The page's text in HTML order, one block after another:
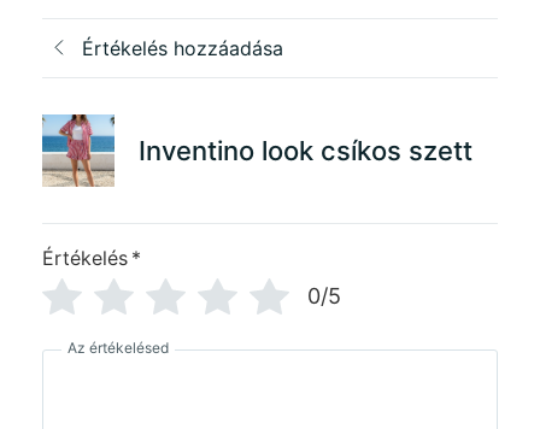
Értékelés hozzáadása
Inventino look csíkos szett
Értékelés *
0/5
Az értékelésed